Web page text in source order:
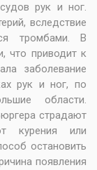
рук и ног.
вследствие
тромбами. В
что приводит к
заболевание
рук и ног, по
области.
страдают
курения или
остановить
появления